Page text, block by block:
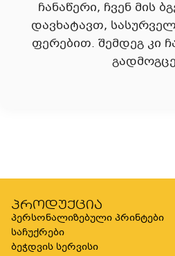
ჩანაწერი, ჩვენ მის
დავხატავთ,
ფერებით. შემდეგ კი
პროდუქცია
პერსონალიზებული პრინტები
საჩუქრები
ბეჭდვის სერვისი